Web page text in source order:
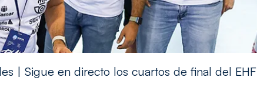
| Sigue en directo los cuartos de final del EHF